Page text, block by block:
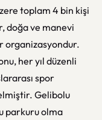
toplam 4 bin kişi
doğa ve manevi
organizasyondur.
her yıl düzenli
spor
Gelibolu
parkuru olma